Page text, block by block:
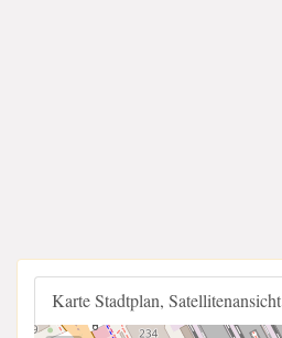
Karte Stadtplan, Satellitenansicht